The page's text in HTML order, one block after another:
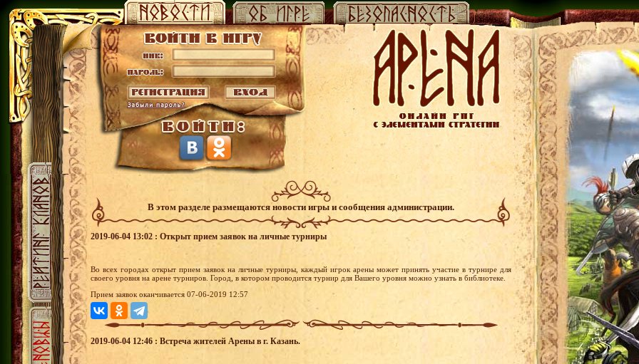
В этом разделе размещаются новости игры и сообщения администрации.
2019-06-04 13:02 : Открыт прием заявок на личные турниры
Во всех городах открыт прием заявок на личные турниры, каждый игрок арены может принять участие в турнире для
своего уровня на арене турниров. Город, в котором проводится турнир для Вашего уровня можно узнать в библиотеке.
Прием заявок оканчивается 07-06-2019 12:57
2019-06-04 12:46 : Встреча жителей Арены в г. Казань.